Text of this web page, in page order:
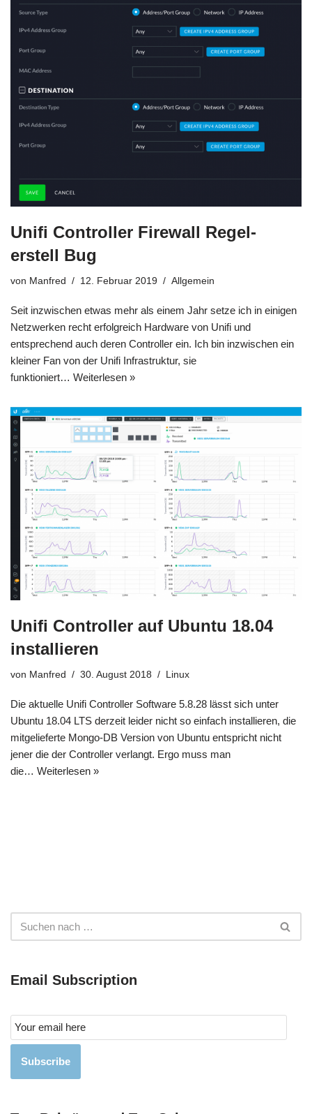
Unifi Controller Firewall Regel-
erstell Bug
von Manfred 12. Februar 2019 Allgemein
Seit inzwischen etwas mehr als einem Jahr setze ich in einigen
Netzwerken recht erfolgreich Hardware von Unifi und
entsprechend auch deren Controller ein. Ich bin inzwischen ein
kleiner Fan von der Unifi Infrastruktur, sie
funktioniert… Weiterlesen »
Unifi Controller auf Ubuntu 18.04
installieren
von Manfred 30. August 2018 Linux
Die aktuelle Unifi Controller Software 5.8.28 lässt sich unter
Ubuntu 18.04 LTS derzeit leider nicht so einfach installieren, die
mitgelieferte Mongo-DB Version von Ubuntu entspricht nicht
jener die der Controller verlangt. Ergo muss man
die… Weiterlesen »
Email Subscription
Subscribe